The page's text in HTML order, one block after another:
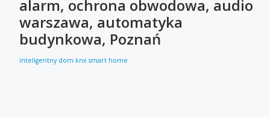
alarm, ochrona obwodowa, audio
warszawa, automatyka
budynkowa, Poznań
inteligentny dom knx smart home